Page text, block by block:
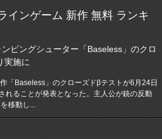
インゲーム 新作 無料 ランキ
ピングシューター「Baseless」のクロ
実施に
「Baseless」のクローズドβテストが6月24日
れることが発表となった。主人公が銃の反動
移動し...